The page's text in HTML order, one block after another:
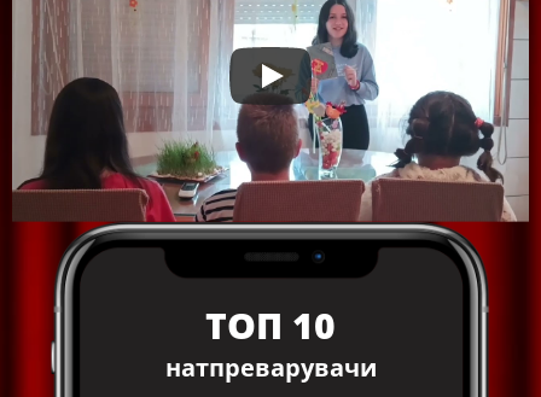
ТОП 10
натпреварувачи